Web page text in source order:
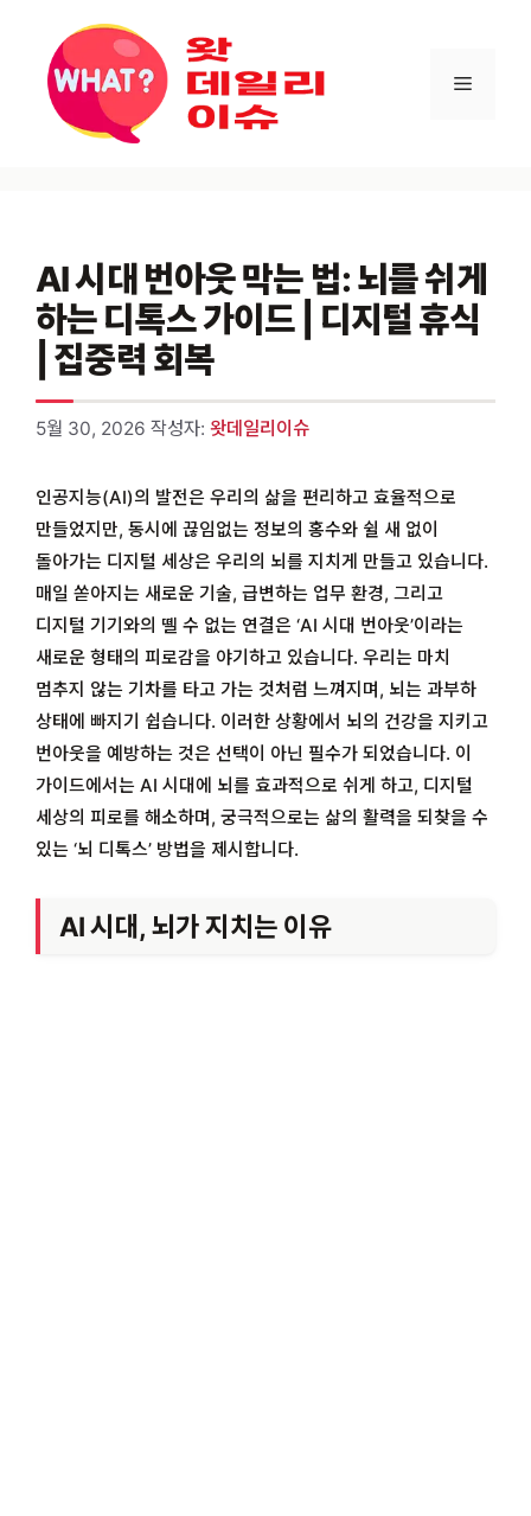
건너뛰기
메뉴
AI 시대 번아웃 막는 법: 뇌를 쉬게
하는 디톡스 가이드 | 디지털 휴식
| 집중력 회복
5월 30, 2026 작성자: 왓데일리이슈
인공지능(AI)의 발전은 우리의 삶을 편리하고 효율적으로
만들었지만, 동시에 끊임없는 정보의 홍수와 쉴 새 없이
돌아가는 디지털 세상은 우리의 뇌를 지치게 만들고 있습니다.
매일 쏟아지는 새로운 기술, 급변하는 업무 환경, 그리고
디지털 기기와의 뗄 수 없는 연결은 ‘AI 시대 번아웃’이라는
새로운 형태의 피로감을 야기하고 있습니다. 우리는 마치
멈추지 않는 기차를 타고 가는 것처럼 느껴지며, 뇌는 과부하
상태에 빠지기 쉽습니다. 이러한 상황에서 뇌의 건강을 지키고
번아웃을 예방하는 것은 선택이 아닌 필수가 되었습니다. 이
가이드에서는 AI 시대에 뇌를 효과적으로 쉬게 하고, 디지털
세상의 피로를 해소하며, 궁극적으로는 삶의 활력을 되찾을 수
있는 ‘뇌 디톡스’ 방법을 제시합니다.
AI 시대, 뇌가 지치는 이유